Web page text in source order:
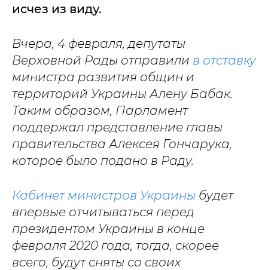
исчез из виду.
Вчера, 4 февраля, депутаты
Верховной Рады отправили в отставку
министра развития общин и
территорий Украины Алену Бабак.
Таким образом, Парламент
поддержал представление главы
правительства Алексея Гончарука,
которое было подано в Раду.
Кабинет министров Украины будет
впервые отчитываться перед
президентом Украины в конце
февраля 2020 года, тогда, скорее
всего, будут сняты со своих